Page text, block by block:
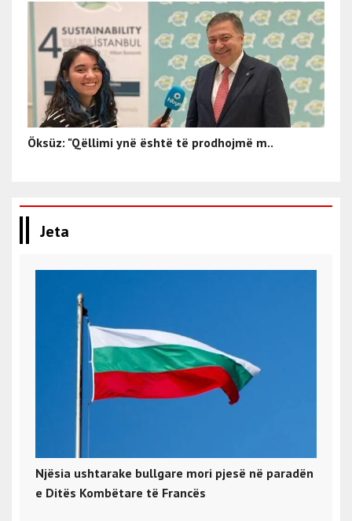
Öksüz: "Qëllimi ynë është të prodhojmë m..
Jeta
Njësia ushtarake bullgare mori pjesë në paradën
e Ditës Kombëtare të Francës